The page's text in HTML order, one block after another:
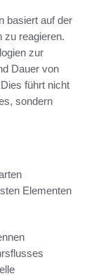
basiert auf der
zu reagieren.
zur
Dauer von
führt nicht
sondern
Elementen